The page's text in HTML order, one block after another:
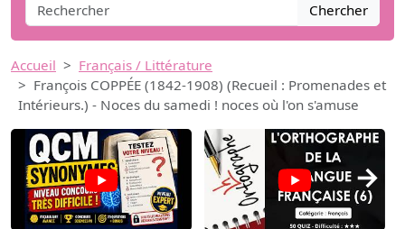
Chercher
Accueil
Français / Littérature
François COPPÉE (1842-1908) (Recueil : Promenades et
Intérieurs.) - Noces du samedi ! noces où l'on s'amuse
→